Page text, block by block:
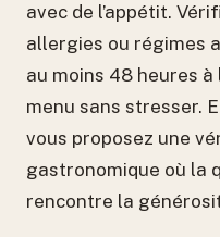
avec de l’appétit.
allergies ou régimes
au moins 48 heures à
menu sans stresser.
vous proposez une
gastronomique où la
rencontre la